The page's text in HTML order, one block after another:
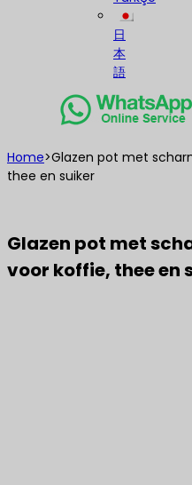
日
本
語
Home>Glazen pot met
thee en suiker
Glazen pot met
voor koffie, thee en